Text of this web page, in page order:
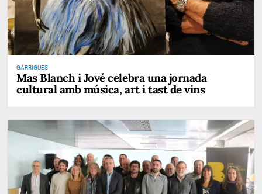
GARRIGUES
Mas Blanch i Jové celebra una jornada
cultural amb música, art i tast de vins